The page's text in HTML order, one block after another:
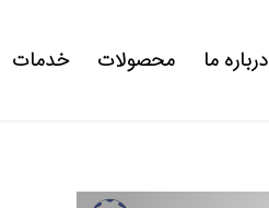
درباره ما محصولات خدمات